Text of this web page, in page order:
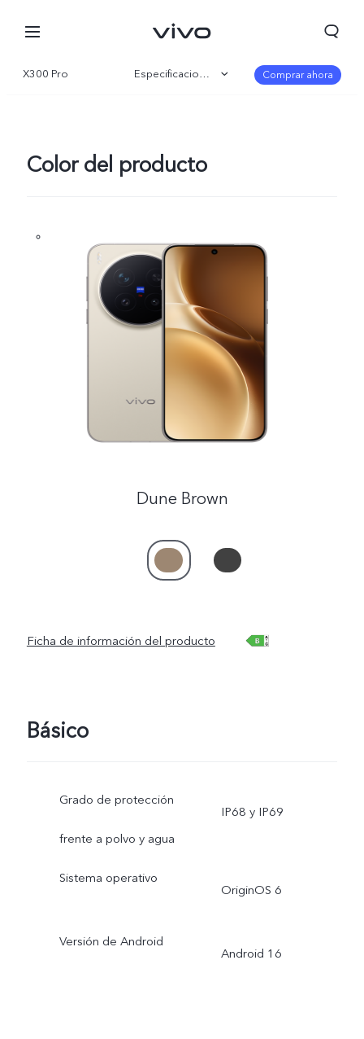
X300 Pro Especificaciones Comprar ahora
Color del producto
Dune Brown
Ficha de información del producto
Básico
Grado de protección
frente a polvo y agua
IP68 y IP69
Sistema operativo
OriginOS 6
Versión de Android
Android 16